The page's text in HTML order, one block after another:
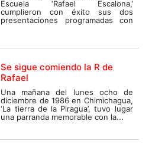
Escuela ‘Rafael Escalona,’
cumplieron con éxito sus dos
presentaciones programadas con
Se sigue comiendo la R de
Rafael
Una mañana del lunes ocho de
diciembre de 1986 en Chimichagua,
‘La tierra de la Piragua’, tuvo lugar
una parranda memorable con la...